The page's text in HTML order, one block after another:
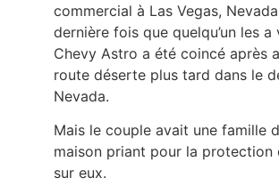
commercial à Las Vegas,
dernière fois que quelqu’un les a
Chevy Astro a été coincé après
route déserte plus tard dans le
Nevada.
Mais le couple avait une famille
maison priant pour la protection
sur eux.